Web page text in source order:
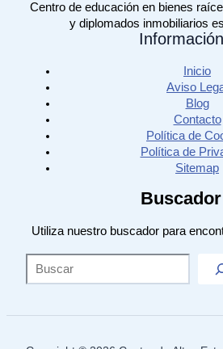
Centro de educación en bienes
y diplomados inmobiliarios
Información
Inicio
Aviso
Blog
Contacto
Política de
Política de
Sitemap
Buscador
Utiliza nuestro buscador para